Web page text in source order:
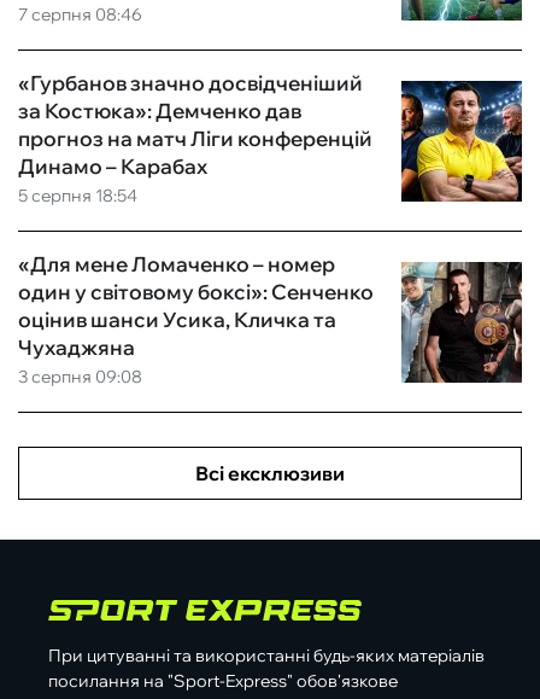
7 серпня 08:46
5 серпня 18:54
«Гурбанов значно досвідченіший
за Костюка»: Демченко дав
прогноз на матч Ліги конференцій
Динамо – Карабах
3 серпня 09:08
«Для мене Ломаченко – номер
один у світовому боксі»: Сенченко
оцінив шанси Усика, Кличка та
Чухаджяна
Всі ексклюзиви
При цитуванні та використанні будь-яких матеріалів
посилання на "Sport-Express" обов'язкове